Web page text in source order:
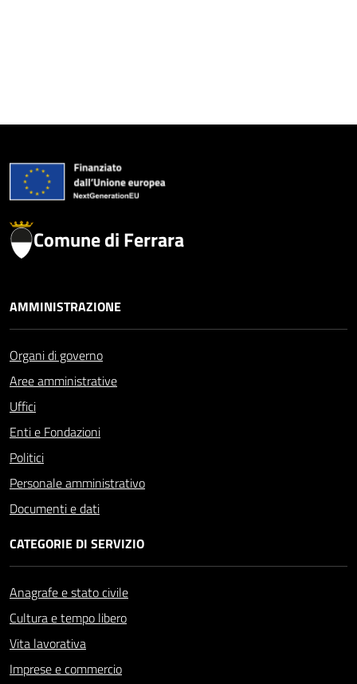
Comune di Ferrara
AMMINISTRAZIONE
Organi di governo
Aree amministrative
Uffici
Enti e Fondazioni
Politici
Personale amministrativo
Documenti e dati
CATEGORIE DI SERVIZIO
Anagrafe e stato civile
Cultura e tempo libero
Vita lavorativa
Imprese e commercio